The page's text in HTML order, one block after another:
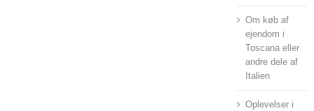
Om køb af
ejendom i
Toscana eller
andre dele af
Italien
Oplevelser i